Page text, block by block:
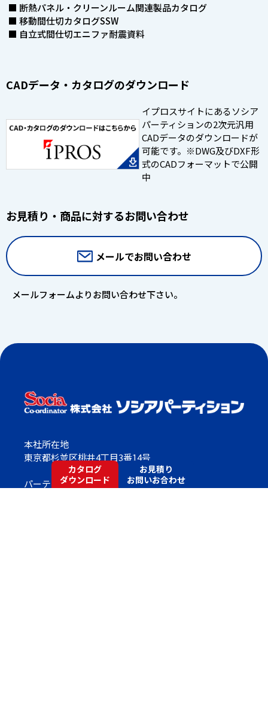
■ 断熱パネル・クリーンルーム関連製品カタログ
■ 移動間仕切カタログSSW
■ 自立式間仕切エニファ耐震資料
CADデータ・カタログのダウンロード
イプロスサイトにあるソシア
パーティションの2次元汎用
CADデータのダウンロードが
可能です。※DWG及びDXF形
式のCADフォーマットで公開
中
お見積り・商品に対するお問い合わせ
メールでお問い合わせ
メールフォームよりお問い合わせ下さい。
本社所在地
東京都杉並区桃井4丁目3番14号
パーティションに関する販売・設計・施工
カタログ
ダウンロード
お見積り
お問いお合わせ